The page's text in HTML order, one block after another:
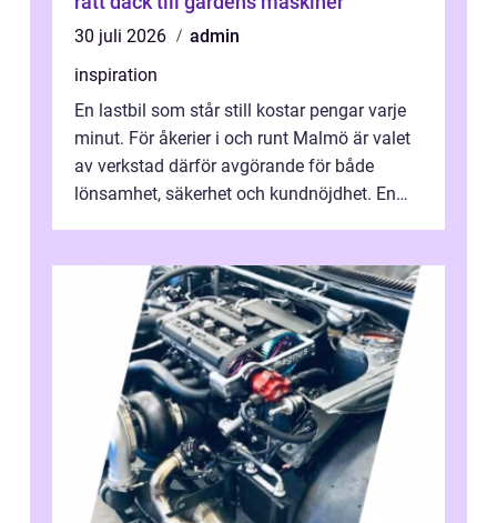
30 juli 2026
admin
inspiration
En lastbil som står still kostar pengar varje
minut. För åkerier i och runt Malmö är valet
av verkstad därför avgörande för både
lönsamhet, säkerhet och kundnöjdhet. En